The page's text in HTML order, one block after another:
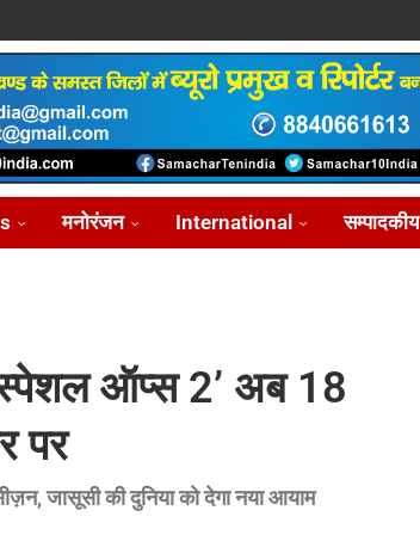
मनोरंजन International सम्पादकीय
ऑप्स 2’ अब 18
पर
जासूसी की दुनिया को देगा नया आयाम